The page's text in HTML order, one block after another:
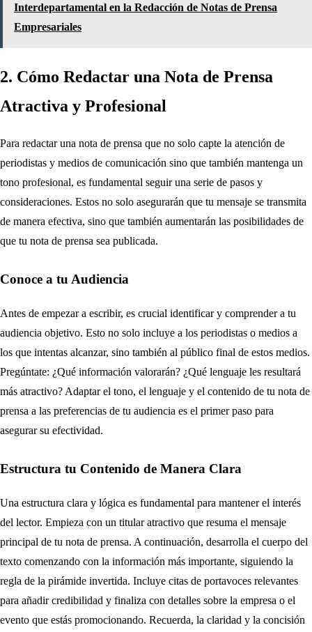
Interdepartamental en la Redacción de Notas de Prensa
Empresariales
2. Cómo Redactar una Nota de Prensa
Atractiva y Profesional
Para redactar una nota de prensa que no solo capte la atención de
periodistas y medios de comunicación sino que también mantenga un
tono profesional, es fundamental seguir una serie de pasos y
consideraciones. Estos no solo asegurarán que tu mensaje se transmita
de manera efectiva, sino que también aumentarán las posibilidades de
que tu nota de prensa sea publicada.
Conoce a tu Audiencia
Antes de empezar a escribir, es crucial identificar y comprender a tu
audiencia objetivo. Esto no solo incluye a los periodistas o medios a
los que intentas alcanzar, sino también al público final de estos medios.
Pregúntate: ¿Qué información valorarán? ¿Qué lenguaje les resultará
más atractivo? Adaptar el tono, el lenguaje y el contenido de tu nota de
prensa a las preferencias de tu audiencia es el primer paso para
asegurar su efectividad.
Estructura tu Contenido de Manera Clara
Una estructura clara y lógica es fundamental para mantener el interés
del lector. Empieza con un titular atractivo que resuma el mensaje
principal de tu nota de prensa. A continuación, desarrolla el cuerpo del
texto comenzando con la información más importante, siguiendo la
regla de la pirámide invertida. Incluye citas de portavoces relevantes
para añadir credibilidad y finaliza con detalles sobre la empresa o el
evento que estás promocionando. Recuerda, la claridad y la concisión